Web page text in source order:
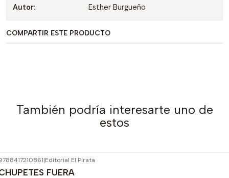
Autor: Esther Burgueño
COMPARTIR ESTE PRODUCTO
También podría interesarte uno de
estos
Agotado |Editorial El Pirata
FUERA